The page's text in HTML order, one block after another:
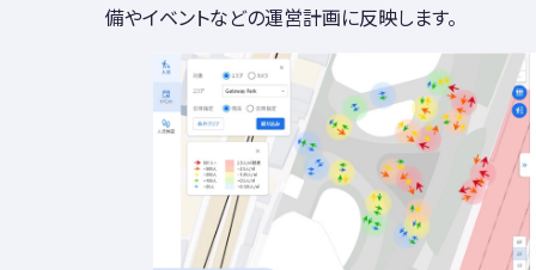
備やイベントなどの運営計画に反映します。